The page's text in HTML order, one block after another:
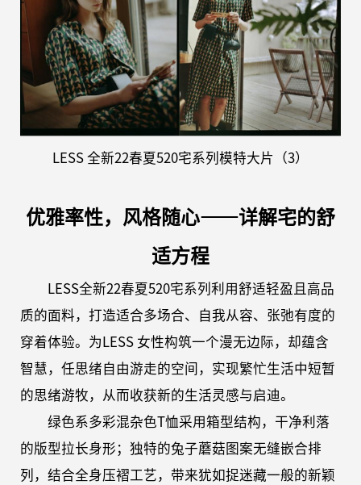
LESS 全新22春夏 520宅系列模特大片 （3）
优雅率性，风格随心——详解宅的舒
适方程
LESS全新22春夏520宅系列利用舒适轻盈且高品
质的面料，打造适合多场合、自我从容、张弛有度的
穿着体验。为
ESS 女性构筑一个漫无边际，却蕴含
智慧，任思绪自由游走的空间，实现繁忙生活中短暂
的思绪游牧，从而收获新的生活灵感与启迪。
绿色系多彩混杂色T恤采用箱型结构，干净利落
的版型拉长身形；独特的兔子蘑菇图案无缝嵌合排
列，结合全身压褶工艺，带来犹如捉迷藏一般的新颖